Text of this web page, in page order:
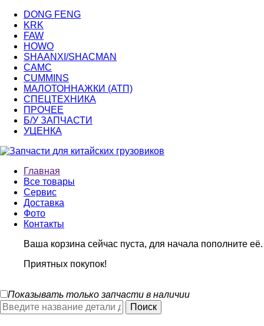
DONG FENG
KRK
FAW
HOWO
SHAANXI/SHACMAN
CAMC
CUMMINS
МАЛОТОННАЖКИ (АТП)
СПЕЦТЕХНИКА
ПРОЧЕЕ
Б/У ЗАПЧАСТИ
УЦЕНКА
Главная
Все товары
Сервис
Доставка
Фото
Контакты
Ваша корзина сейчас пуста, для начала пополните её.
Приятных покупок!
Показывать только запчасти в наличии